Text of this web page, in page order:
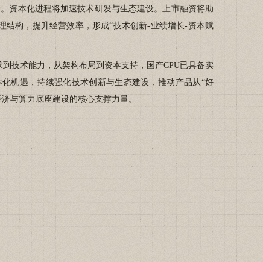
本化进程将加速技术研发与生态建设。上市融资将助
结构，提升经营效率，形成“技术创新-业绩增长-资本赋
技术能力，从架构布局到资本支持，国产CPU已具备实
机遇，持续强化技术创新与生态建设，推动产品从“好
与算力底座建设的核心支撑力量。